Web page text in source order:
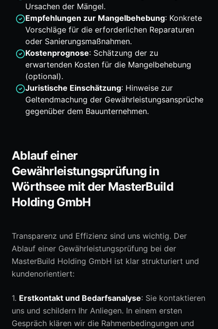
Ursachen der Mängel.
Empfehlungen zur Mangelbehebung: Konkrete
Vorschläge für die erforderlichen Reparaturen
oder Sanierungsmaßnahmen.
Kostenprognose: Schätzung der zu
erwartenden Kosten für die Mangelbehebung
(optional).
Juristische Einschätzung: Hinweise zur
Geltendmachung der Gewährleistungsansprüche
gegenüber dem Bauunternehmen.
Ablauf einer
Gewährleistungsprüfung in
Wörthsee mit der MasterBuild
Holding GmbH
Transparenz und Effizienz sind uns wichtig. Der
Ablauf einer Gewährleistungsprüfung bei der
MasterBuild Holding GmbH ist klar strukturiert und
kundenorientiert:
1. Erstkontakt und Bedarfsanalyse: Sie kontaktieren
uns und schildern Ihr Anliegen. In einem ersten
Gespräch klären wir die Rahmenbedingungen und